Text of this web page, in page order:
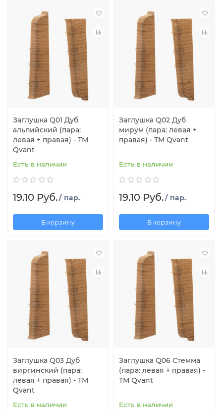
Заглушка Q01 Дуб
альпийский (пара:
левая + правая) - ТМ
Qvant
Есть в наличии
19.10 Руб./ пар.
В корзину
Заглушка Q02 Дуб
мирум (пара: левая +
правая) - ТМ Qvant
Есть в наличии
19.10 Руб./ пар.
В корзину
Заглушка Q03 Дуб
виргинский (пара:
левая + правая) - ТМ
Qvant
Есть в наличии
Заглушка Q06 Стемма
(пара: левая + правая) -
ТМ Qvant
Есть в наличии